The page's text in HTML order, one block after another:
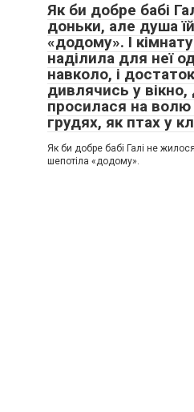
Як би добре бабі
доньки, але душа
«додому». І
наділила для неї
навколо, і
дивлячись у вікно,
просилася на волю
грудях, як птах у
Як би добре бабі Галі не
шепотіла «додому».